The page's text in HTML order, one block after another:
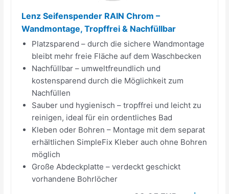
Lenz Seifenspender RAIN Chrom –
Wandmontage, Tropffrei & Nachfüllbar
Platzsparend – durch die sichere Wandmontage
bleibt mehr freie Fläche auf dem Waschbecken
Nachfüllbar – umweltfreundlich und
kostensparend durch die Möglichkeit zum
Nachfüllen
Sauber und hygienisch – tropffrei und leicht zu
reinigen, ideal für ein ordentliches Bad
Kleben oder Bohren – Montage mit dem separat
erhältlichen SimpleFix Kleber auch ohne Bohren
möglich
Große Abdeckplatte – verdeckt geschickt
vorhandene Bohrlöcher